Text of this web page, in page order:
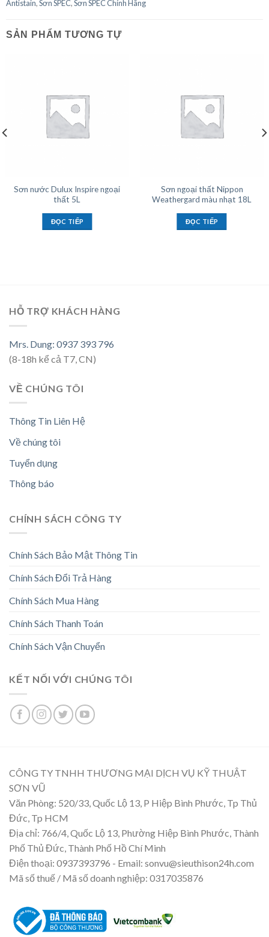
Antistain,Sơn SPEC,Sơn SPEC Chính Hãng
SẢN PHẨM TƯƠNG TỰ
Sơn nước Dulux Inspire ngoại
thất 5L
ĐỌC TIẾP
Sơn ngoại thất Nippon
Weathergard màu nhạt 18L
ĐỌC TIẾP
HỖ TRỢ KHÁCH HÀNG
Mrs. Dung: 0937 393 796
(8-18h kể cả T7, CN)
VỀ CHÚNG TÔI
Thông Tin Liên Hệ
Về chúng tôi
Tuyển dụng
Thông báo
CHÍNH SÁCH CÔNG TY
Chính Sách Bảo Mật Thông Tin
Chính Sách Đổi Trả Hàng
Chính Sách Mua Hàng
Chính Sách Thanh Toán
Chính Sách Vận Chuyển
KẾT NỐI VỚI CHÚNG TÔI
CÔNG TY TNHH THƯƠNG MẠI DỊCH VỤ KỸ THUẬT
SƠN VŨ
Văn Phòng: 520/33, Quốc Lộ 13, P Hiệp Bình Phước, Tp Thủ
Đức, Tp HCM
Địa chỉ: 766/4, Quốc Lộ 13, Phường Hiệp Bình Phước, Thành
Phố Thủ Đức, Thành Phố Hồ Chí Minh
Điện thoại: 0937393796 - Email: sonvu@sieuthison24h.com
Mã số thuế / Mã số doanh nghiệp: 0317035876